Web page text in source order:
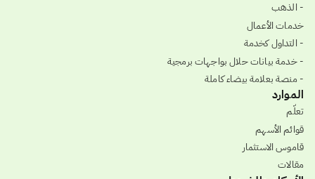
- الذهب
خدمات الأعمال
- التداول كخدمة
- خدمة بيانات حلال بواجهات برمجية
- منصة بعلامة بيضاء كاملة
الموارد
تعلّم
قوائم الأسهم
قاموس الاستثمار
مقالات